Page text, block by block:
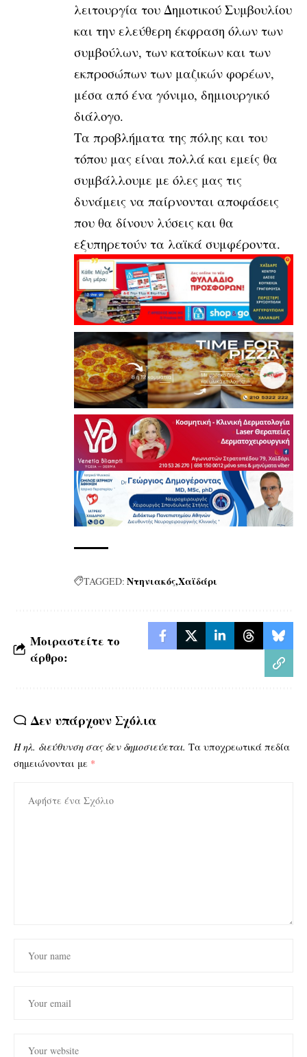
λειτουργία του Δημοτικού Συμβουλίου
και την ελεύθερη έκφραση όλων των
συμβούλων, των κατοίκων και των
εκπροσώπων των μαζικών φορέων,
μέσα από ένα γόνιμο, δημιουργικό
διάλογο.
Τα προβλήματα της πόλης και του
τόπου μας είναι πολλά και εμείς θα
συμβάλλουμε με όλες μας τις
δυνάμεις να παίρνονται αποφάσεις
που θα δίνουν λύσεις και θα
εξυπηρετούν τα λαϊκά συμφέροντα.
TAGGED: ΝτηνιακόςΧαϊδάρι
Μοιραστείτε το
άρθρο:
Δεν υπάρχουν Σχόλια
Η ηλ. διεύθυνση σας δεν δημοσιεύεται. Τα υποχρεωτικά πεδία
σημειώνονται με *